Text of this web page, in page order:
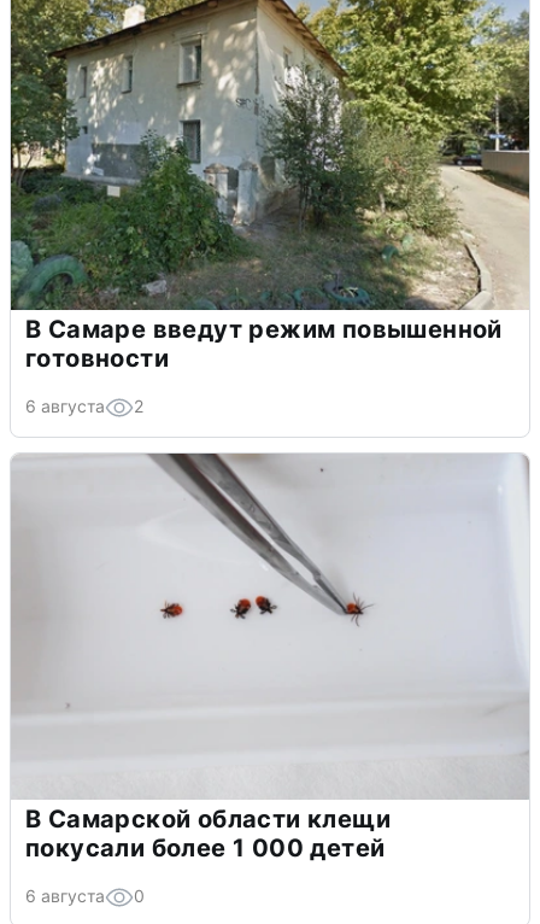
В Самаре введут режим повышенной
готовности
6 августа 2
В Самарской области клещи
покусали более 1 000 детей
6 августа 0